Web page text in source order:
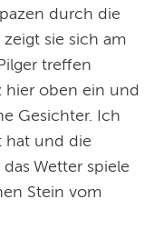
durch die
zeigt sie sich am
treffen
hier oben ein und
Gesichter. Ich
hat und die
Wetter spiele
Stein vom